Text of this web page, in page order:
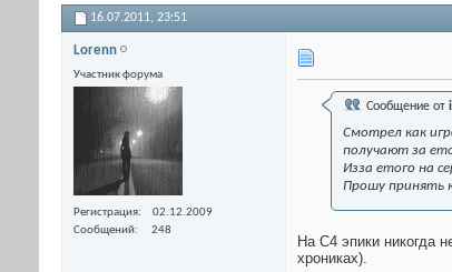
16.07.2011, 23:51
Lorenn
Участник форума
Регистрация
02.12.2009
Сообщений
248
Сообщение от
Смотрел как
получают за
Изза етого на
Прошу принять
На С4 эпики никогда
хрониках).